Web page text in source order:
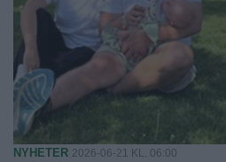
NYHETER 2026-06-21 KL. 06:00